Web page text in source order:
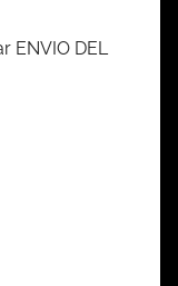
ENVIO DEL